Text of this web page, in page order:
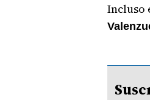
Incluso